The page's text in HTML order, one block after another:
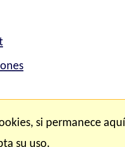
si permanece aquí
su uso.